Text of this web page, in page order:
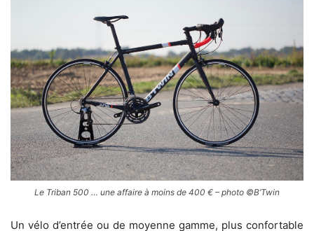
Le Triban 500 … une affaire à moins de 400 € – photo ©B’Twin
Un vélo d’entrée ou de moyenne gamme, plus confortable